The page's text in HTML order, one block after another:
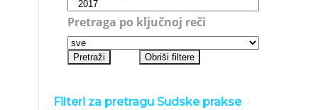
Pretraga po ključnoj reči
Filteri za pretragu Sudske prakse